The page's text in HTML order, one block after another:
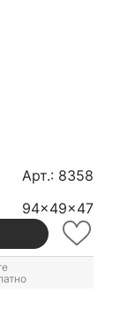
Арт.: 8358
94x49x47